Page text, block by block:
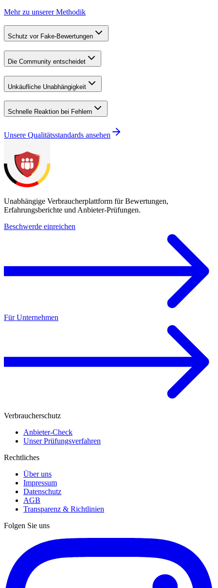
Mehr zu unserer Methodik
Schutz vor Fake-Bewertungen
Die Community entscheidet
Unkäufliche Unabhängigkeit
Schnelle Reaktion bei Fehlern
Unsere Qualitätsstandards ansehen
Unabhängige Verbraucherplattform für Bewertungen,
Erfahrungsberichte und Anbieter-Prüfungen.
Beschwerde einreichen
Für Unternehmen
Verbraucherschutz
Anbieter-Check
Unser Prüfungsverfahren
Rechtliches
Über uns
Impressum
Datenschutz
AGB
Transparenz & Richtlinien
Folgen Sie uns